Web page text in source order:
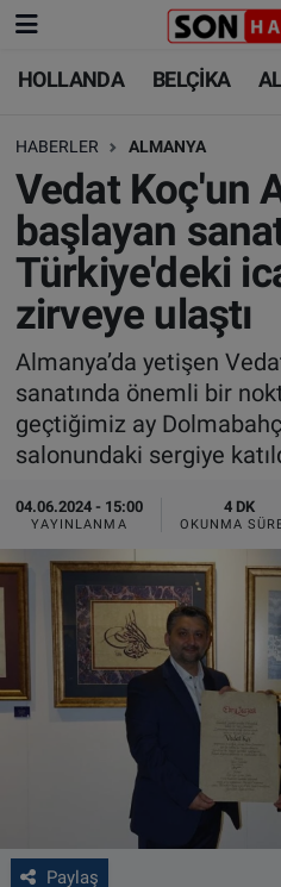
HOLLANDA BELÇİKA
HABERLER ALMANYA
Vedat Koç'un
başlayan
Türkiye'deki
zirveye ulaştı
Almanya’da yetişen
sanatında önemli bir
geçtiğimiz ay
salonundaki sergiye
04.06.2024 - 15:00
YAYINLANMA
4 DK
OKUNMA
Paylaş
HOLLANDA
BELÇİKA
ALMANYA
FRANSA
AVUSTURYA
SAĞLIK - YAŞAM
BİLİM-TEKNOLOJİ
HOLLANDA
BELÇİKA
ALMANYA
TÜRKİYE
DÜNYA
BİLİM-TEKNOLOJİ
SAĞLIK
FOTO GALERİ
VIDEO GALERİ
ALGEMENE
CONTACT
Çerez Politikası
Nöbetçi Eczaneler
Hava Durumu
Trafik Durumu
Süper Lig Puan
Tüm Manşetler
Son Dakika Haberleri
Haber Arşivi